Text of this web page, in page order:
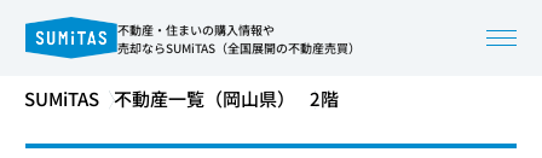
不動産・住まいの購入情報や
売却ならSUMiTAS（全国展開の不動産売買）
SUMiTAS 不動産一覧（岡山県） 2階